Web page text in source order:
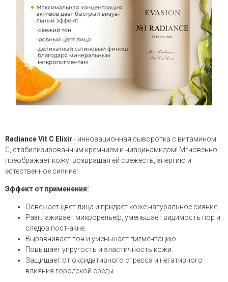
Radiance Vit C Elixir - инновационная сыворотка с витамином
С, стабилизированным кремнием и ниацинамидом! Мгновенно
преображает кожу, возвращая ей свежесть, энергию и
естественное сияние!
Эффект от применения:
Освежает цвет лица и придаёт коже натуральное сияние.
Разглаживает микрорельеф, уменьшает видимость пор и
следов пост-акне.
Выравнивает тон и уменьшает пигментацию.
Повышает упругость и эластичность кожи.
Защищает от оксидативного стресса и негативного
влияния городской среды.